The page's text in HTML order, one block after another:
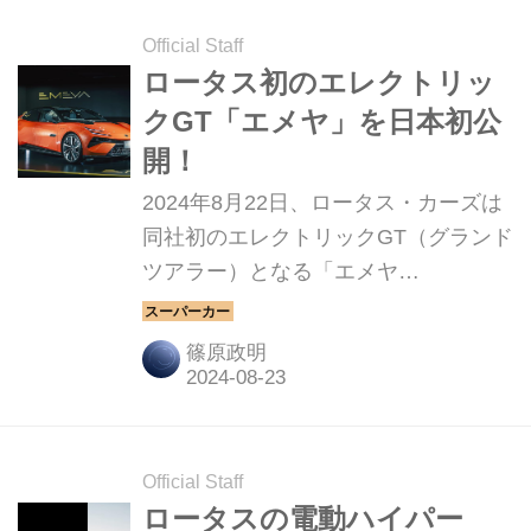
Official Staff
ロータス初のエレクトリッ
クGT「エメヤ」を日本初公
開！
2024年8月22日、ロータス・カーズは
同社初のエレクトリックGT（グランド
ツアラー）となる「エメヤ
（EMEYA）」を日本初公開し、受注
を開始した。デリバリーは、2024年末
から開始予定だ。
篠原政明
Official Staff
ロータスの電動ハイパー